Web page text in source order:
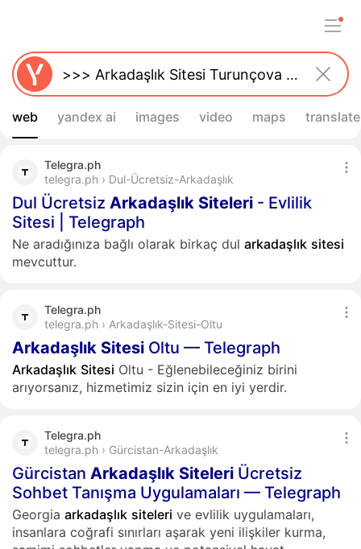
web yandex ai images video maps translate
Telegra.ph
telegra.ph › Dul-Ücretsiz-Arkadaşlık
Dul Ücretsiz Arkadaşlık Siteleri - Evlilik
Sitesi | Telegraph
Ne aradığınıza bağlı olarak birkaç dul arkadaşlık sitesi
mevcuttur.
Telegra.ph
telegra.ph › Arkadaşlık-Sitesi-Oltu
Arkadaşlık Sitesi Oltu — Telegraph
Arkadaşlık Sitesi Oltu - Eğlenebileceğiniz birini
arıyorsanız, hizmetimiz sizin için en iyi yerdir.
Telegra.ph
telegra.ph › Gürcistan-Arkadaşlık
Gürcistan Arkadaşlık Siteleri Ücretsiz
Sohbet Tanışma Uygulamaları — Telegraph
Georgia arkadaşlık siteleri ve evlilik uygulamaları,
insanlara coğrafi sınırları aşarak yeni ilişkiler kurma,